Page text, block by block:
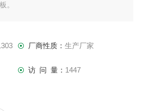
。
调速减速电机。
厂商性质： 生产厂家
访 问 量： 1447